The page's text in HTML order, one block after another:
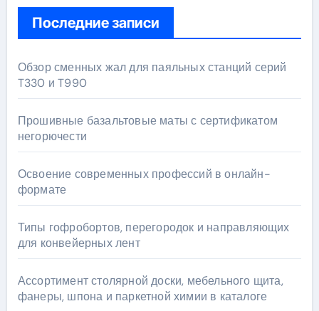
Последние записи
Обзор сменных жал для паяльных станций серий
T330 и T990
Прошивные базальтовые маты с сертификатом
негорючести
Освоение современных профессий в онлайн-
формате
Типы гофробортов, перегородок и направляющих
для конвейерных лент
Ассортимент столярной доски, мебельного щита,
фанеры, шпона и паркетной химии в каталоге